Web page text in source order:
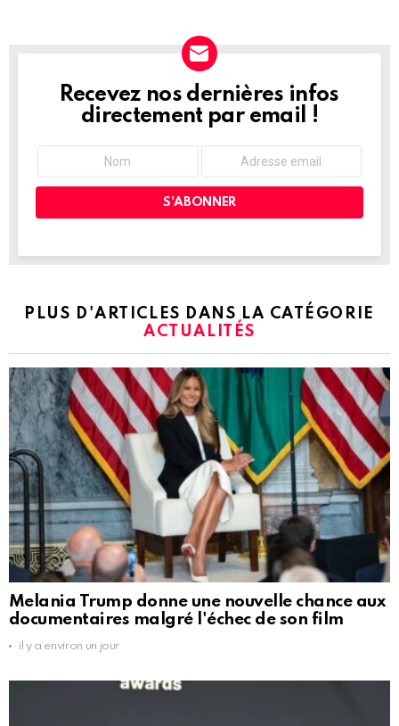
NEWSLETTER
Recevez nos dernières infos
directement par email !
PLUS D'ARTICLES DANS LA CATÉGORIE
ACTUALITÉS
Melania Trump donne une nouvelle chance aux
documentaires malgré l'échec de son film
il y a environ un jour